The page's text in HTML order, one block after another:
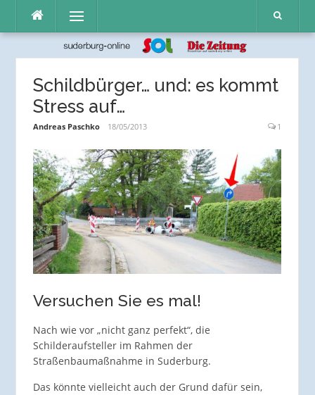
Inhalt
Menü
Schildbürger… und: es kommt
Stress auf…
Andreas Paschko 18/05/2013 1
Versuchen Sie es mal!
Nach wie vor „nicht ganz perfekt“, die
Schilderaufsteller im Rahmen der
Straßenbaumaßnahme in Suderburg.
Das könnte vielleicht auch der Grund dafür sein,